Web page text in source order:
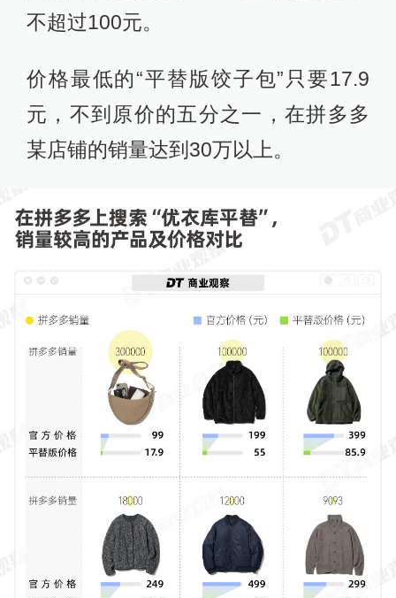
不超过100元。
价格最低的“平替版饺子包”只要17.9
元，不到原价的五分之一，在拼多多
某店铺的销量达到30万以上。